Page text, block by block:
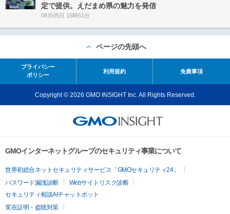
定で提供。えだまめ県の魅力を発信
08月05日 15時51分
ページの先頭へ
プライバシー
ポリシー
利用規約 免責事項
Copyright © 2026 GMO INSIGHT Inc. All Rights Reserved.
GMOインターネットグループのセキュリティ事業について
世界初総合ネットセキュリティサービス「GMOセキュリティ24」
パスワード漏洩診断
Webサイトリスク診断
セキュリティ相談AIチャットボット
実在証明・盗聴対策